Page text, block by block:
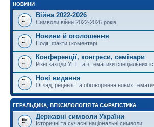
НОВИНИ
Війна 2022-2026
Символи війни 2022-2026 років
Новини й оголошення
Події, факти і коментарі
Конференції, конгреси, семінари
Різні заходи УГТ та з тематики спеціальних
Нові видання
Огляд, рецензії та обговорення нових
ГЕРАЛЬДИКА, ВЕКСИЛОЛОГІЯ ТА СФРАГІСТИКА
Державні символи України
Історичні та сучасні національні символи